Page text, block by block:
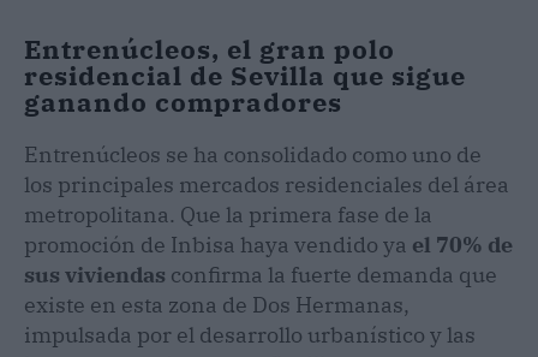
Entrenúcleos, el gran polo
residencial de Sevilla que sigue
ganando compradores
Entrenúcleos se ha consolidado como uno de
los principales mercados residenciales del área
metropolitana. Que la primera fase de la
promoción de Inbisa haya vendido ya el 70% de
sus viviendas confirma la fuerte demanda que
existe en esta zona de Dos Hermanas,
impulsada por el desarrollo urbanístico y las